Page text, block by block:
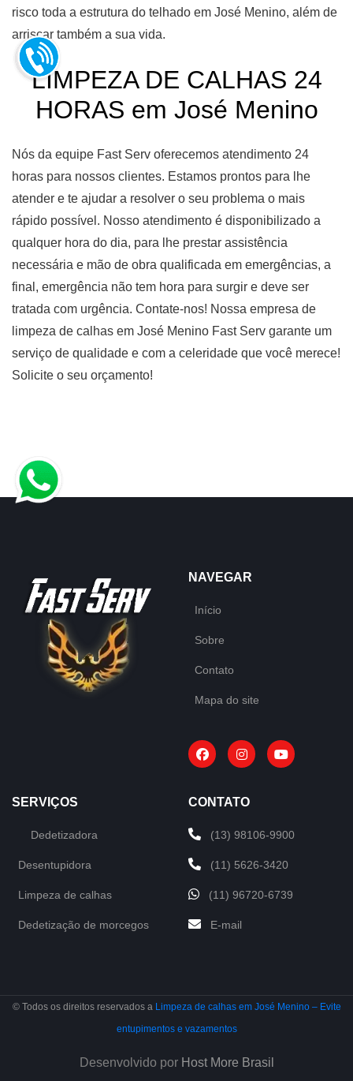
risco toda a estrutura do telhado em José Menino, além de
arriscar também a sua vida.
LIMPEZA DE CALHAS 24
HORAS em José Menino
Nós da equipe Fast Serv oferecemos atendimento 24
horas para nossos clientes. Estamos prontos para lhe
atender e te ajudar a resolver o seu problema o mais
rápido possível. Nosso atendimento é disponibilizado a
qualquer hora do dia, para lhe prestar assistência
necessária e mão de obra qualificada em emergências, a
final, emergência não tem hora para surgir e deve ser
tratada com urgência. Contate-nos! Nossa empresa de
limpeza de calhas em José Menino Fast Serv garante um
serviço de qualidade e com a celeridade que você merece!
Solicite o seu orçamento!
NAVEGAR
Início
Sobre
Contato
Mapa do site
SERVIÇOS
Dedetizadora
Desentupidora
Limpeza de calhas
Dedetização de morcegos
CONTATO
(13) 98106-9900
(11) 5626-3420
(11) 96720-6739
E-mail
© Todos os direitos reservados a Limpeza de calhas em José Menino – Evite
entupimentos e vazamentos
Desenvolvido por Host More Brasil